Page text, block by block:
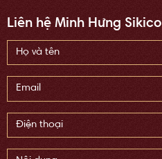
Liên hệ Minh Hưng Sikico